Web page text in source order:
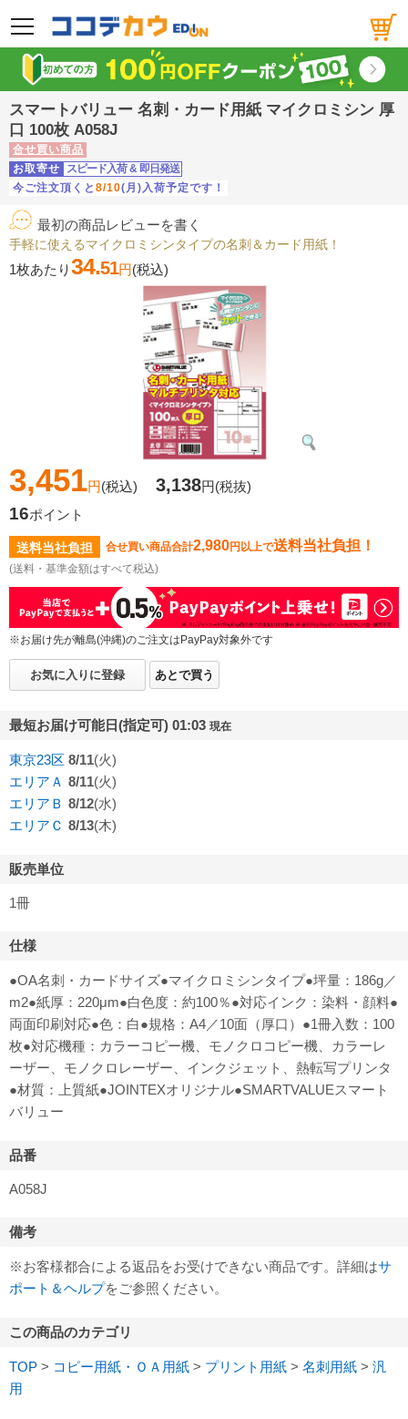
メニュー
スマートバリュー 名刺・カード用紙 マイクロミシン 厚
口 100枚 A058J
合せ買い商品
お取寄せ
スピード入荷 & 即日発送
今ご注文頂くと 8/10(月)入荷予定です！
最初の商品レビューを書く
手軽に使えるマイクロミシンタイプの名刺＆カード用紙！
1枚あたり34.51円(税込)
3,451円(税込) 3,138円(税抜)
16ポイント
送料当社負担 合せ買い商品合計2,980円以上で送料当社負担！
(送料・基準金額はすべて税込)
※お届け先が離島(沖縄)のご注文はPayPay対象外です
お気に入りに登録 あとで買う
最短お届け可能日(指定可) 01:03 現在
東京23区 8/11(火)
エリアＡ 8/11(火)
エリアＢ 8/12(水)
エリアＣ 8/13(木)
販売単位
1冊
仕様
●OA名刺・カードサイズ●マイクロミシンタイプ●坪量：186g／
m2●紙厚：220μm●白色度：約100％●対応インク：染料・顔料●
両面印刷対応●色：白●規格：A4／10面（厚口）●1冊入数：100
枚●対応機種：カラーコピー機、モノクロコピー機、カラーレ
ーザー、モノクロレーザー、インクジェット、熱転写プリンタ
●材質：上質紙●JOINTEXオリジナル●SMARTVALUEスマート
バリュー
品番
A058J
備考
※お客様都合による返品をお受けできない商品です。詳細はサ
ポート＆ヘルプをご参照ください。
この商品のカテゴリ
TOP > コピー用紙・ＯＡ用紙 > プリント用紙 > 名刺用紙 > 汎
用